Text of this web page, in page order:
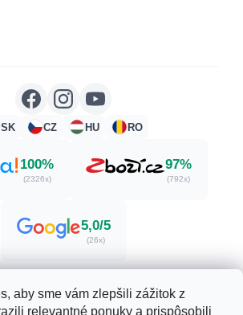
aby sme vám zlepšili zážitok z
relevantné ponuky a prispôsobili
SK CZ HU RO
100%
(2326x)
97%
(792x)
5,0/5
(26x)